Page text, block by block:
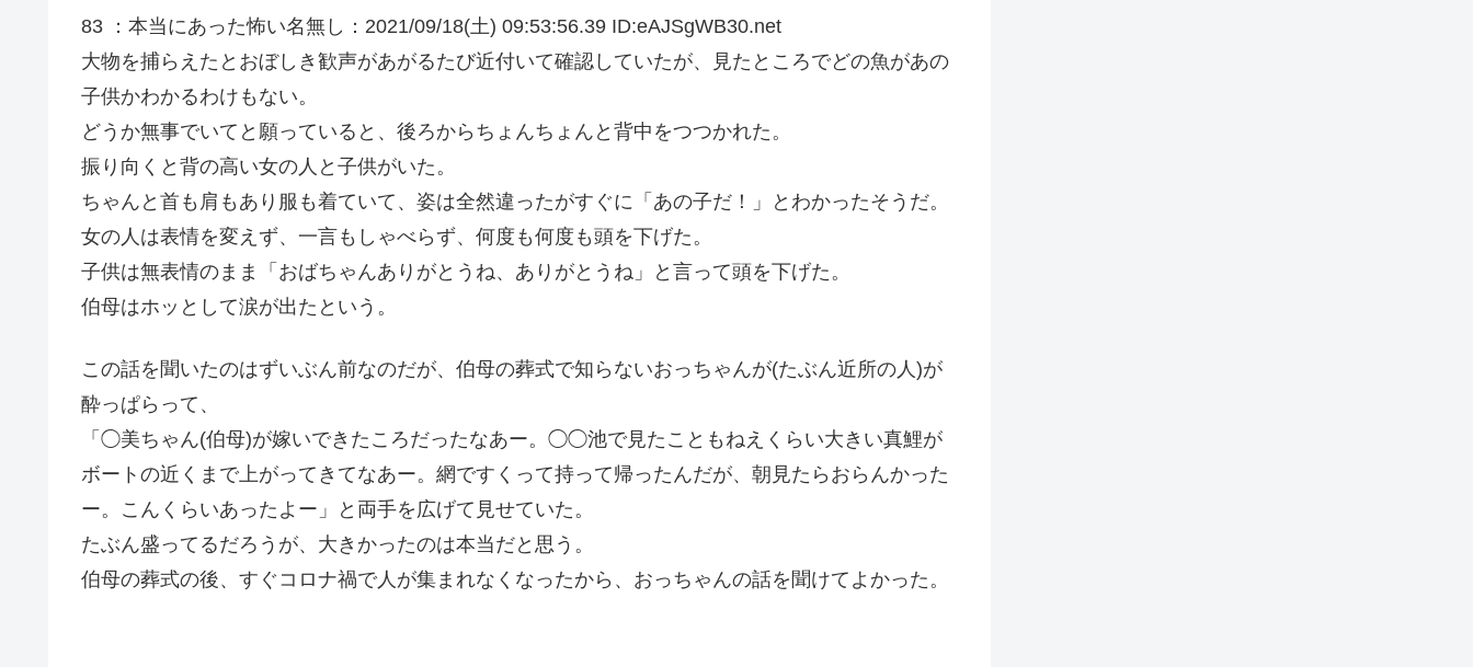
83 ：本当にあった怖い名無し：2021/09/18(土) 09:53:56.39 ID:eAJSgWB30.net
大物を捕らえたとおぼしき歓声があがるたび近付いて確認していたが、見たところでどの魚があの
子供かわかるわけもない。
どうか無事でいてと願っていると、後ろからちょんちょんと背中をつつかれた。
振り向くと背の高い女の人と子供がいた。
ちゃんと首も肩もあり服も着ていて、姿は全然違ったがすぐに「あの子だ！」とわかったそうだ。
女の人は表情を変えず、一言もしゃべらず、何度も何度も頭を下げた。
子供は無表情のまま「おばちゃんありがとうね、ありがとうね」と言って頭を下げた。
伯母はホッとして涙が出たという。
この話を聞いたのはずいぶん前なのだが、伯母の葬式で知らないおっちゃんが(たぶん近所の人)が
酔っぱらって、
「◯美ちゃん(伯母)が嫁いできたころだったなあー。◯◯池で見たこともねえくらい大きい真鯉が
ボートの近くまで上がってきてなあー。網ですくって持って帰ったんだが、朝見たらおらんかった
ー。こんくらいあったよー」と両手を広げて見せていた。
たぶん盛ってるだろうが、大きかったのは本当だと思う。
伯母の葬式の後、すぐコロナ禍で人が集まれなくなったから、おっちゃんの話を聞けてよかった。